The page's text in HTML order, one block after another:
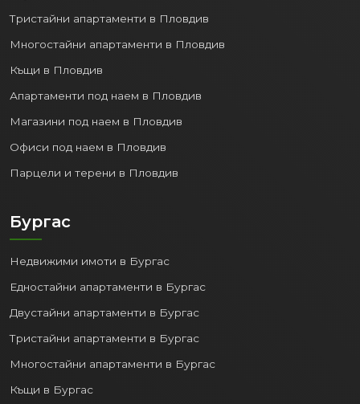
Тристайни апартаменти в Пловдив
Многостайни апартаменти в Пловдив
Къщи в Пловдив
Апартаменти под наем в Пловдив
Магазини под наем в Пловдив
Офиси под наем в Пловдив
Парцели и терени в Пловдив
Бургас
Недвижими имоти в Бургас
Едностайни апартаменти в Бургас
Двустайни апартаменти в Бургас
Тристайни апартаменти в Бургас
Многостайни апартаменти в Бургас
Къщи в Бургас